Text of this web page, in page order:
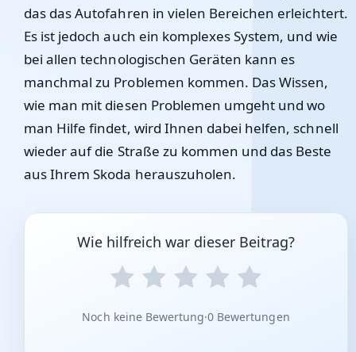
das das Autofahren in vielen Bereichen erleichtert.
Es ist jedoch auch ein komplexes System, und wie
bei allen technologischen Geräten kann es
manchmal zu Problemen kommen. Das Wissen,
wie man mit diesen Problemen umgeht und wo
man Hilfe findet, wird Ihnen dabei helfen, schnell
wieder auf die Straße zu kommen und das Beste
aus Ihrem Skoda herauszuholen.
Wie hilfreich war dieser Beitrag?
Noch keine Bewertung·0 Bewertungen